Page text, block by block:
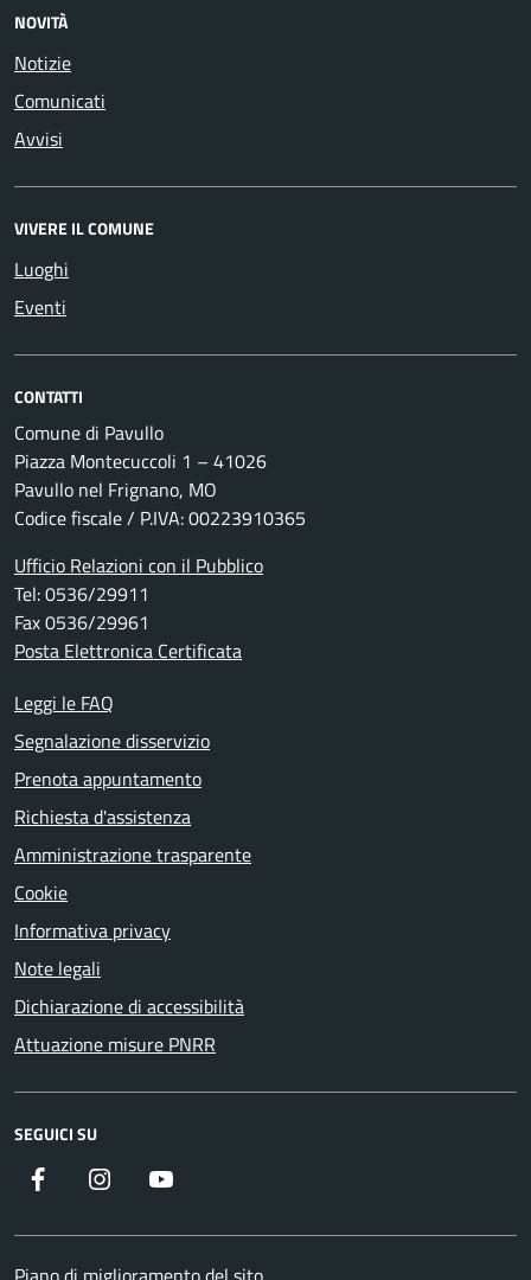
NOVITÀ
Notizie
Comunicati
Avvisi
VIVERE IL COMUNE
Luoghi
Eventi
CONTATTI
Comune di Pavullo
Piazza Montecuccoli 1 – 41026
Pavullo nel Frignano, MO
Codice fiscale / P.IVA: 00223910365
Ufficio Relazioni con il Pubblico
Tel: 0536/29911
Fax 0536/29961
Posta Elettronica Certificata
Leggi le FAQ
Segnalazione disservizio
Prenota appuntamento
Richiesta d'assistenza
Amministrazione trasparente
Cookie
Informativa privacy
Note legali
Dichiarazione di accessibilità
Attuazione misure PNRR
SEGUICI SU
Facebook Instagram